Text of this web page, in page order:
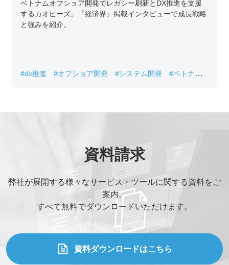
ベトナムオフショア開発でレガシー刷新とDX推進を支援
するカオピーズ。『経済界』掲載インタビューで成長戦略
と強みを紹介。
#dx推進 #オフショア開発 #システム開発
#ベトナムIT
資料請求
弊社が展開する様々なサービス・ツールに関する資料をご
案内。
すべて無料でダウンロードいただけます。
資料ダウンロードはこちら